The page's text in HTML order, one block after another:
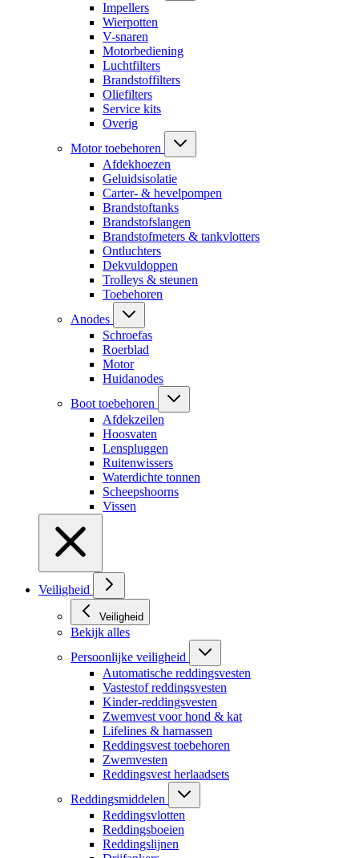
Impellers
Wierpotten
V-snaren
Motorbediening
Luchtfilters
Brandstoffilters
Oliefilters
Service kits
Overig
Motor toebehoren
Afdekhoezen
Geluidsisolatie
Carter- & hevelpompen
Brandstoftanks
Brandstofslangen
Brandstofmeters & tankvlotters
Ontluchters
Dekvuldoppen
Trolleys & steunen
Toebehoren
Anodes
Schroefas
Roerblad
Motor
Huidanodes
Boot toebehoren
Afdekzeilen
Hoosvaten
Lenspluggen
Ruitenwissers
Waterdichte tonnen
Scheepshoorns
Vissen
Veiligheid
Veiligheid
Bekijk alles
Persoonlijke veiligheid
Automatische reddingsvesten
Vastestof reddingsvesten
Kinder-reddingsvesten
Zwemvest voor hond & kat
Lifelines & harnassen
Reddingsvest toebehoren
Zwemvesten
Reddingsvest herlaadsets
Reddingsmiddelen
Reddingsvlotten
Reddingsboeien
Reddingslijnen